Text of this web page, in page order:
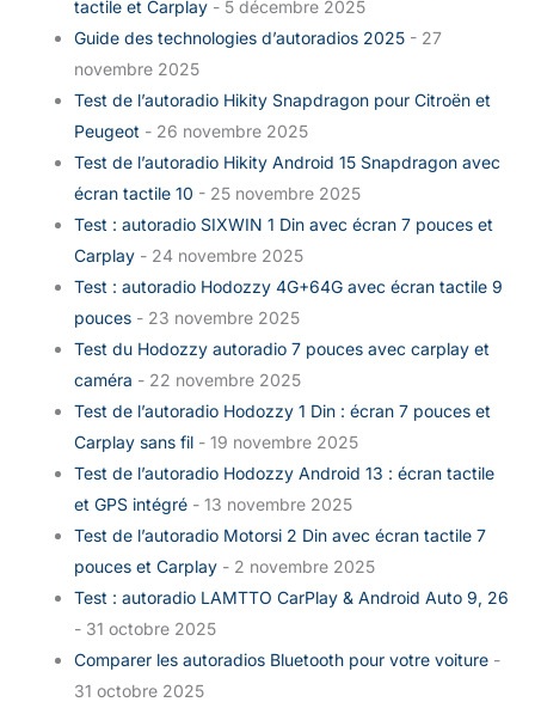
tactile et Carplay - 5 décembre 2025
Guide des technologies d’autoradios 2025 - 27
novembre 2025
Test de l’autoradio Hikity Snapdragon pour Citroën et
Peugeot - 26 novembre 2025
Test de l’autoradio Hikity Android 15 Snapdragon avec
écran tactile 10 - 25 novembre 2025
Test : autoradio SIXWIN 1 Din avec écran 7 pouces et
Carplay - 24 novembre 2025
Test : autoradio Hodozzy 4G+64G avec écran tactile 9
pouces - 23 novembre 2025
Test du Hodozzy autoradio 7 pouces avec carplay et
caméra - 22 novembre 2025
Test de l’autoradio Hodozzy 1 Din : écran 7 pouces et
Carplay sans fil - 19 novembre 2025
Test de l’autoradio Hodozzy Android 13 : écran tactile
et GPS intégré - 13 novembre 2025
Test de l’autoradio Motorsi 2 Din avec écran tactile 7
pouces et Carplay - 2 novembre 2025
Test : autoradio LAMTTO CarPlay & Android Auto 9, 26
- 31 octobre 2025
Comparer les autoradios Bluetooth pour votre voiture -
31 octobre 2025